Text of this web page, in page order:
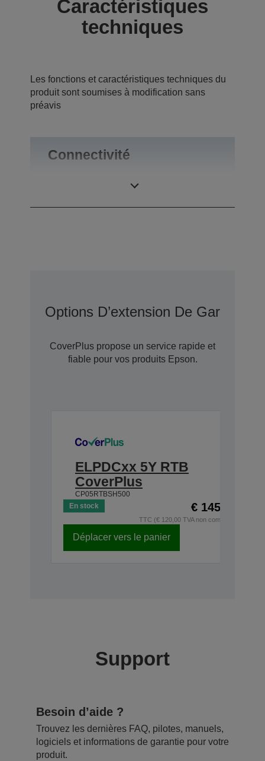
Caractéristiques
techniques
Les fonctions et caractéristiques techniques du
produit sont soumises à modification sans
préavis
Connectivité
Options D’extension De Garantie
CoverPlus propose un service rapide et
fiable pour vos produits Epson.
ELPDCxx 5Y RTB
CoverPlus
CP05RTBSH500
En stock
€ 145,20
TTC (€ 120,00 TVA non comprise)
Déplacer vers le panier
Support
Besoin d’aide ?
Trouvez les dernières FAQ, pilotes, manuels,
logiciels et informations de garantie pour votre
produit.